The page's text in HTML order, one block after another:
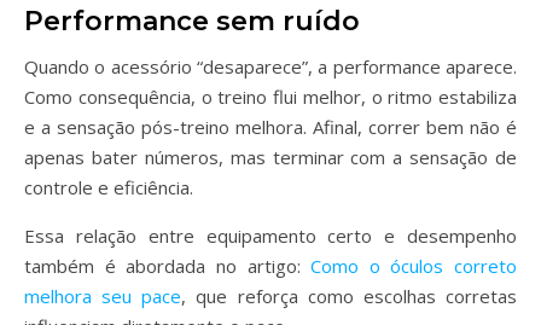
Performance sem ruído
Quando o acessório “desaparece”, a performance aparece.
Como consequência, o treino flui melhor, o ritmo estabiliza
e a sensação pós-treino melhora. Afinal, correr bem não é
apenas bater números, mas terminar com a sensação de
controle e eficiência.
Essa relação entre equipamento certo e desempenho
também é abordada no artigo:Como o óculos correto
melhora seu pace, que reforça como escolhas corretas